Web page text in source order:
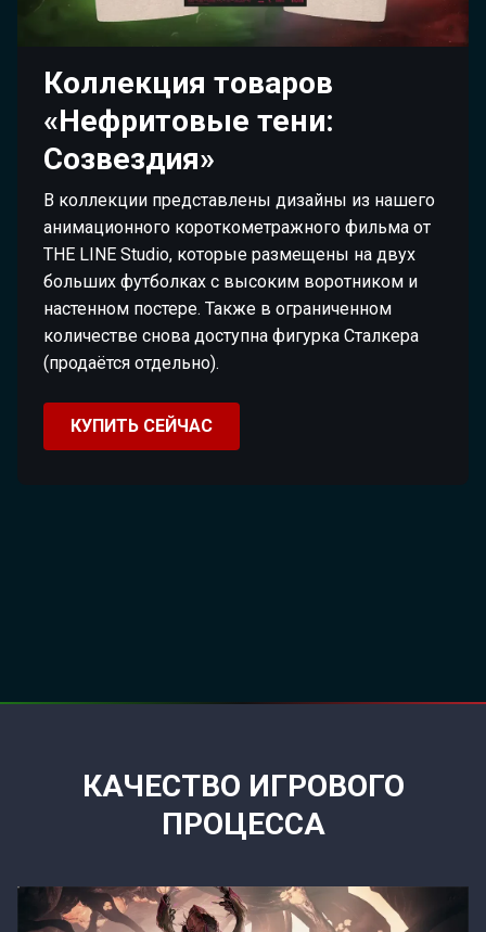
Коллекция товаров
«Нефритовые тени:
Созвездия»
В коллекции представлены дизайны из нашего
анимационного короткометражного фильма от
THE LINE Studio, которые размещены на двух
больших футболках с высоким воротником и
настенном постере. Также в ограниченном
количестве снова доступна фигурка Сталкера
(продаётся отдельно).
КУПИТЬ СЕЙЧАС
КАЧЕСТВО ИГРОВОГО
ПРОЦЕССА